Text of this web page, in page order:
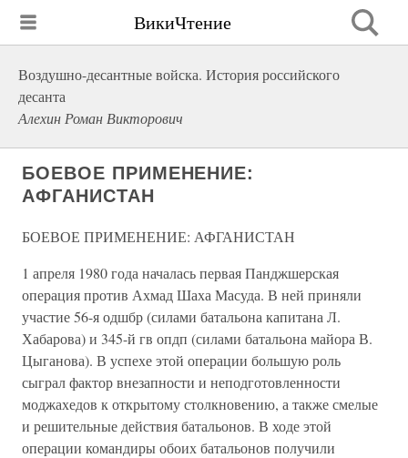
ВикиЧтение
Воздушно-десантные войска. История российского
десанта
Алехин Роман Викторович
БОЕВОЕ ПРИМЕНЕНИЕ:
АФГАНИСТАН
БОЕВОЕ ПРИМЕНЕНИЕ: АФГАНИСТАН
1 апреля 1980 года началась первая Панджшерская
операция против Ахмад Шаха Масуда. В ней приняли
участие 56-я одшбр (силами батальона капитана Л.
Хабарова) и 345-й гв опдп (силами батальона майора В.
Цыганова). В успехе этой операции большую роль
сыграл фактор внезапности и неподготовленности
моджахедов к открытому столкновению, а также смелые
и решительные действия батальонов. В ходе этой
операции командиры обоих батальонов получили